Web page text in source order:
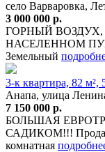
село Варваровка,
3 000 000 р.
ГОРНЫЙ
НАСЕЛЕННОМ
Земельный
3-к квартира, 82 м²,
Анапа, улица
7 150 000 р.
БОЛЬШАЯ
САДИКОМ!!!
комнатная